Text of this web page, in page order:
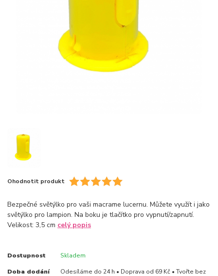
Ohodnotit produkt
Bezpečné světýlko pro vaši macrame lucernu. Můžete využít i jako
světýlko pro lampion. Na boku je tlačítko pro vypnutí/zapnutí.
Velikost: 3,5 cm celý popis
Dostupnost Skladem
Doba dodání
Odesíláme do 24 h • Doprava od 69 Kč • Tvořte bez